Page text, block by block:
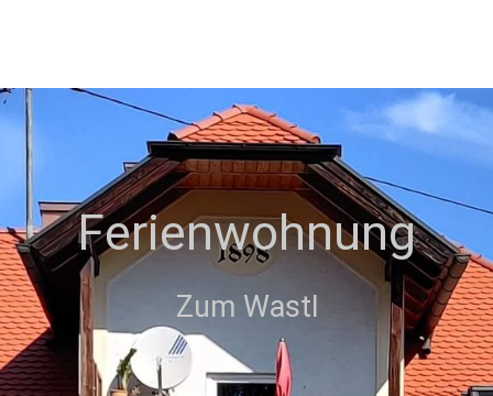
Ferienwohnung
Zum Wastl